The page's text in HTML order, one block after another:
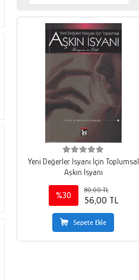
Yeni Değerler İsyanı İçin Toplumsal
Aşkın İsyanı
%30
80,00 TL
56,00 TL
Sepete Ekle